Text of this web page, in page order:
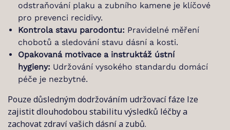
odstraňování plaku a zubního kamene je klíčové
pro prevenci recidivy.
Kontrola stavu parodontu: Pravidelné měření
chobotů a sledování stavu dásní a kosti.
Opakovaná motivace a instruktáž ústní
hygieny: Udržování vysokého standardu domácí
péče je nezbytné.
Pouze důsledným dodržováním udržovací fáze lze
zajistit dlouhodobou stabilitu výsledků léčby a
zachovat zdraví vašich dásní a zubů.